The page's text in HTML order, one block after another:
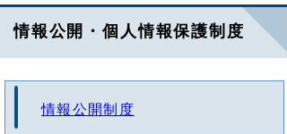
情報公開・個人情報保護制度
情報公開制度